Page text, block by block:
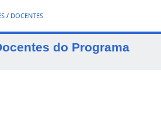
/ DOCENTES
do Programa